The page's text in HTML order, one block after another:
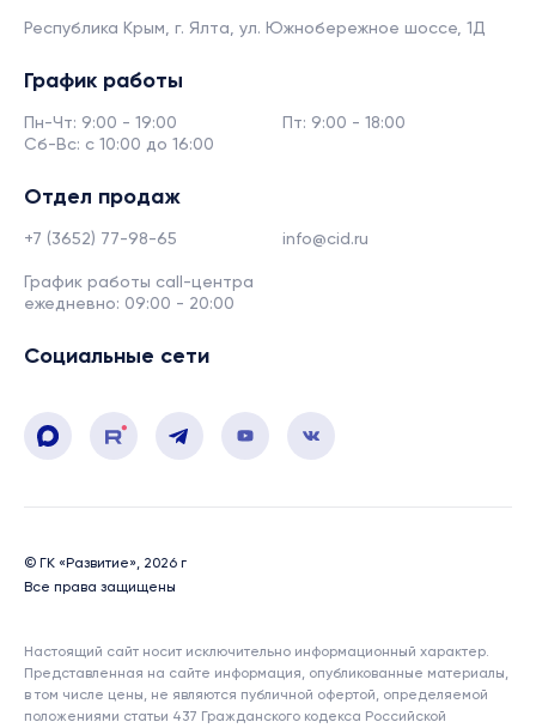
Республика Крым, г. Ялта, ул. Южнобережное шоссе, 1Д
График работы
Пн-Чт: 9:00 - 19:00
Пт: 9:00 - 18:00
Сб-Вс: с 10:00 до 16:00
Отдел продаж
+7 (3652) 77-98-65 info@cid.ru
График работы call-центра
ежедневно: 09:00 - 20:00
Социальные сети
© ГК «Развитие», 2026 г
Все права защищены
Настоящий сайт носит исключительно информационный характер.
Представленная на сайте информация, опубликованные материалы,
в том числе цены, не являются публичной офертой, определяемой
положениями статьи 437 Гражданского кодекса Российской